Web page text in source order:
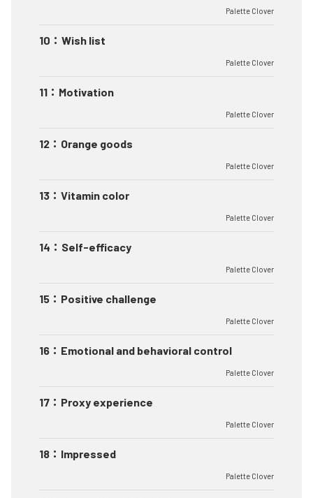
Palette Clover
10 ： Wish list
Palette Clover
11 ： Motivation
Palette Clover
12 ： Orange goods
Palette Clover
13 ： Vitamin color
Palette Clover
14 ： Self-efficacy
Palette Clover
15 ： Positive challenge
Palette Clover
16 ： Emotional and behavioral control
Palette Clover
17 ： Proxy experience
Palette Clover
18 ： Impressed
Palette Clover